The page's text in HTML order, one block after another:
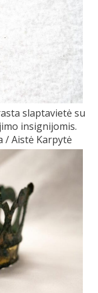
slaptavietė su
insignijomis.
/ Aistė Karpytė